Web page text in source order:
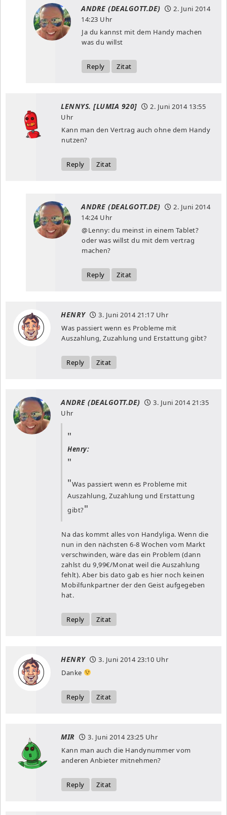
ANDRE (DEALGOTT.DE)
2. Juni 2014
14:23 Uhr
Ja du kannst mit dem Handy machen
was du willst
Reply Zitat
LENNYS. [LUMIA 920] 2. Juni 201413:55
Uhr
Kann man den Vertrag auch ohne dem Handy
nutzen?
Reply Zitat
ANDRE (DEALGOTT.DE)
2. Juni 2014
14:24 Uhr
@Lenny: du meinst in einem Tablet?
oder was willst du mit dem vertrag
machen?
Reply Zitat
HENRY 3. Juni 201421:17 Uhr
Was passiert wenn es Probleme mit
Auszahlung, Zuzahlung und Erstattung gibt?
Reply Zitat
ANDRE (DEALGOTT.DE) 3. Juni 201421:35
Uhr
Henry:
Was passiert wenn es Probleme mit
Auszahlung, Zuzahlung und Erstattung
gibt?
Na das kommt alles von Handyliga. Wenn die
nun in den nächsten 6-8 Wochen vom Markt
verschwinden, wäre das ein Problem (dann
zahlst du 9,99€/Monat weil die Auszahlung
fehlt). Aber bis dato gab es hier noch keinen
Mobilfunkpartner der den Geist aufgegeben
hat.
Reply Zitat
HENRY 3. Juni 201423:10 Uhr
Danke
Reply Zitat
MIR 3. Juni 201423:25 Uhr
Kann man auch die Handynummer vom
anderen Anbieter mitnehmen?
Reply Zitat